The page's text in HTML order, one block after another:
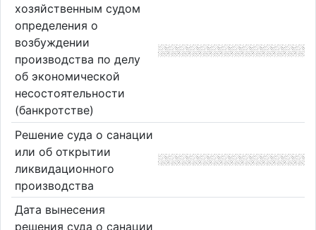
хозяйственным судом
определения о
возбуждении
производства по делу
об экономической
несостоятельности
(банкротстве)
Решение суда о санации
или об открытии
ликвидационного
производства
Дата вынесения
решения суда о санации